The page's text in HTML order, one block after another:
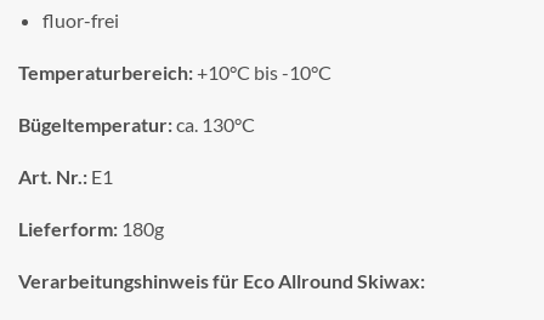
fluor-frei
Temperaturbereich:+10°C bis -10°C
Bügeltemperatur:ca. 130°C
Art. Nr.: E1
Lieferform: 180g
Verarbeitungshinweis für Eco Allround Skiwax: